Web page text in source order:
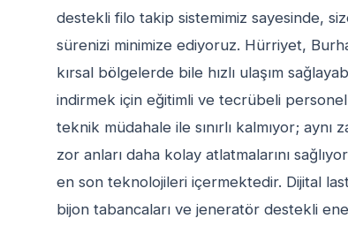
destekli filo takip sistemimiz sayesinde,
sürenizi minimize ediyoruz. Hürriyet,
kırsal bölgelerde bile hızlı ulaşım
indirmek için eğitimli ve tecrübeli
teknik müdahale ile sınırlı kalmıyor;
zor anları daha kolay atlatmalarını
en son teknolojileri içermektedir. Dijital
bijon tabancaları ve jeneratör destekli